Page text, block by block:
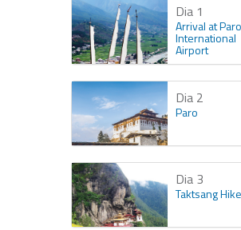
Dia 1
Arrival at Paro
International
Airport
Dia 2
Paro
Dia 3
Taktsang Hike